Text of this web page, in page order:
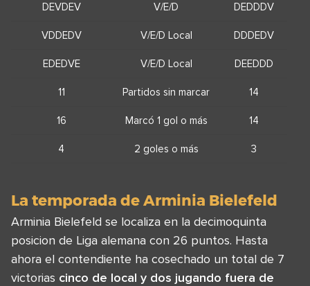
DEVDEV V/E/D DEDDDV
VDDEDV V/E/D Local DDDEDV
EDEDVE V/E/D Local DEEDDD
11 Partidos sin marcar 14
16 Marcó 1 gol o más 14
4 2 goles o más 3
La temporada de Arminia Bielefeld
Arminia Bielefeld se localiza en la decimoquinta
posicion de Liga alemana con 26 puntos. Hasta
ahora el contendiente ha cosechado un total de 7
victorias cinco de local y dos jugando fuera de